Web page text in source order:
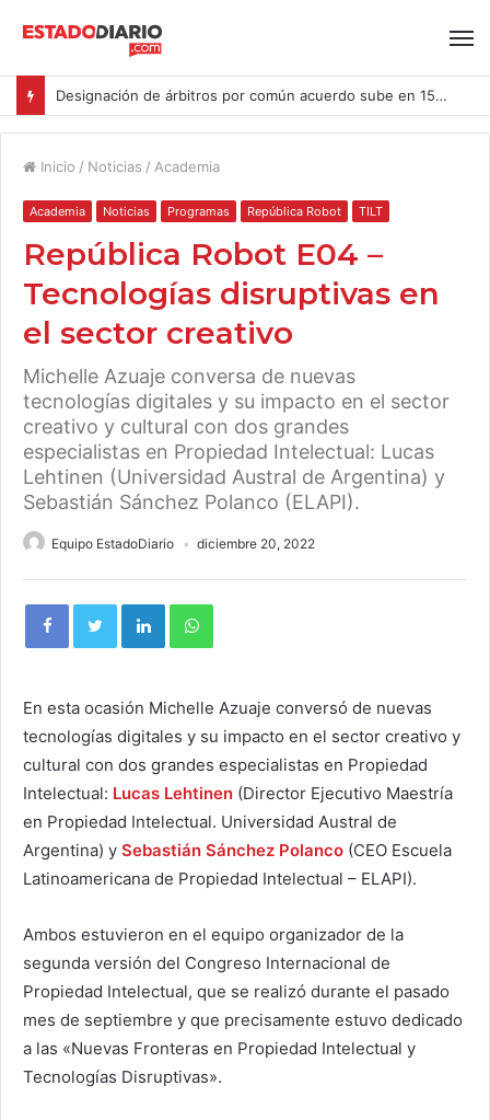
Designación de árbitros por común acuerdo sube en 15% en las causas ingresadas al CAM Santiago durante el primer semestre del año
Inicio / Noticias / Academia
Academia Noticias Programas República Robot TILT
República Robot E04 –
Tecnologías disruptivas en
el sector creativo
Michelle Azuaje conversa de nuevas
tecnologías digitales y su impacto en el sector
creativo y cultural con dos grandes
especialistas en Propiedad Intelectual: Lucas
Lehtinen (Universidad Austral de Argentina) y
Sebastián Sánchez Polanco (ELAPI).
Equipo EstadoDiario diciembre 20, 2022
En esta ocasión Michelle Azuaje conversó de nuevas
tecnologías digitales y su impacto en el sector creativo y
cultural con dos grandes especialistas en Propiedad
Intelectual: Lucas Lehtinen (Director Ejecutivo Maestría
en Propiedad Intelectual. Universidad Austral de
Argentina) y Sebastián Sánchez Polanco (CEO Escuela
Latinoamericana de Propiedad Intelectual – ELAPI).
Ambos estuvieron en el equipo organizador de la
segunda versión del Congreso Internacional de
Propiedad Intelectual, que se realizó durante el pasado
mes de septiembre y que precisamente estuvo dedicado
a las «Nuevas Fronteras en Propiedad Intelectual y
Tecnologías Disruptivas».